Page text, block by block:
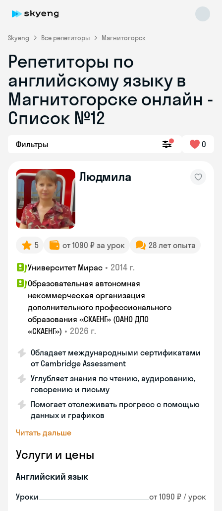
Skyeng Все репетиторы Магнитогорск
Репетиторы по
английскому языку в
Магнитогорске онлайн -
Список №12
Фильтры 0
Людмила
5 от 1090 ₽ за урок 28 лет опыта
Университет Мирас • 2014 г.
Образовательная автономная
некоммерческая организация
дополнительного профессионального
образования «СКАЕНГ» (ОАНО ДПО
«СКАЕНГ») • 2026 г.
Обладает международными сертификатами
от Cambridge Assessment
Углубляет знания по чтению, аудированию,
говорению и письму
Помогает отслеживать прогресс с помощью
данных и графиков
Читать дальше
Услуги и цены
Английский язык
Уроки от 1090 ₽ / урок